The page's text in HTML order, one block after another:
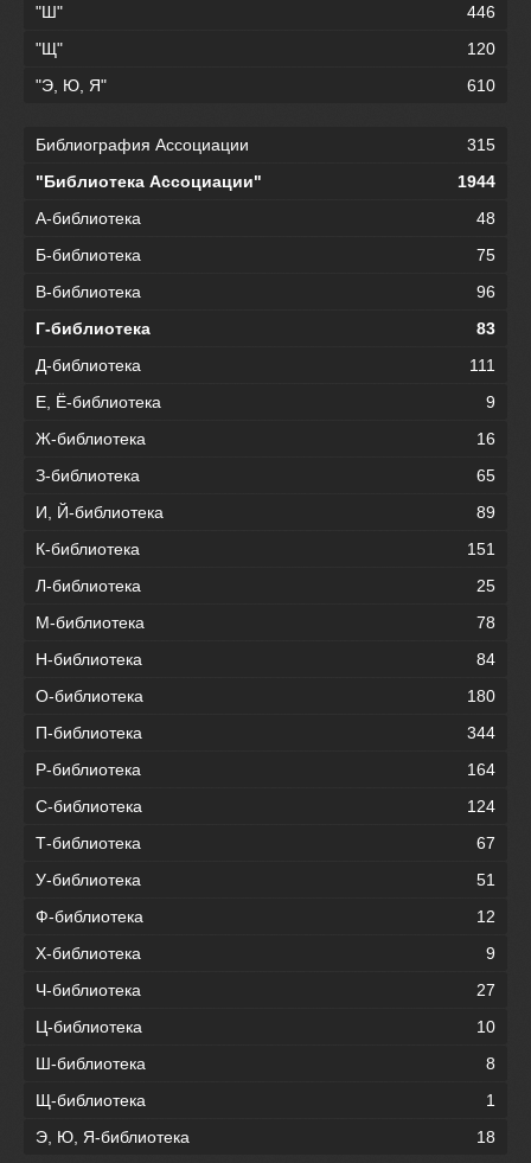
"Ш"
446
"Щ"
120
"Э, Ю, Я"
610
Библиография Ассоциации
315
"Библиотека Ассоциации"
1944
А-библиотека
48
Б-библиотека
75
В-библиотека
96
Г-библиотека
83
Д-библиотека
111
Е, Ё-библиотека
9
Ж-библиотека
16
З-библиотека
65
И, Й-библиотека
89
К-библиотека
151
Л-библиотека
25
М-библиотека
78
Н-библиотека
84
О-библиотека
180
П-библиотека
344
Р-библиотека
164
С-библиотека
124
Т-библиотека
67
У-библиотека
51
Ф-библиотека
12
Х-библиотека
9
Ч-библиотека
27
Ц-библиотека
10
Ш-библиотека
8
Щ-библиотека
1
Э, Ю, Я-библиотека
18